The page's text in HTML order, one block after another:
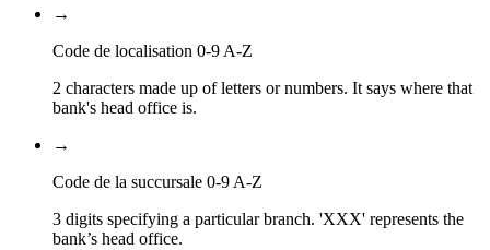
→
Code de localisation 0-9 A-Z
2 characters made up of letters or numbers. It says where that
bank's head office is.
→
Code de la succursale 0-9 A-Z
3 digits specifying a particular branch. 'XXX' represents the
bank’s head office.